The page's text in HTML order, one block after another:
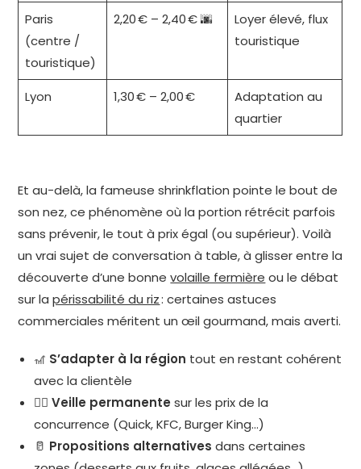
Paris
(centre /
touristique)
2,20 € – 2,40 € 🌆
Loyer élevé, flux
touristique
Lyon 1,30 € – 2,00 €
Adaptation au
quartier
Et au-delà, la fameuse shrinkflation pointe le bout de
son nez, ce phénomène où la portion rétrécit parfois
sans prévenir, le tout à prix égal (ou supérieur). Voilà
un vrai sujet de conversation à table, à glisser entre la
découverte d’une bonnevolaille fermière ou le débat
sur lapérissabilité du riz: certaines astuces
commerciales méritent un œil gourmand, mais averti.
🎢 S’adapter à la région tout en restant cohérent
avec la clientèle
🕵️‍♀️Veille permanente sur les prix de la
concurrence (Quick, KFC, Burger King…)
🥛 Propositions alternatives dans certaines